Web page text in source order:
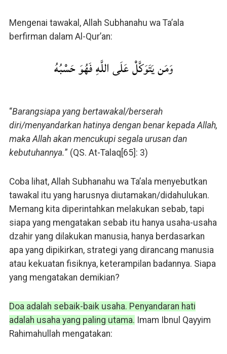
Mengenai tawakal, Allah Subhanahu wa Ta’ala
berfirman dalam Al-Qur’an:
وَمَن يَتَوَكَّلْ عَلَى اللَّهِ فَهُوَ حَسْبُهُ
“Barangsiapa yang bertawakal/berserah
diri/menyandarkan hatinya dengan benar kepada Allah,
maka Allah akan mencukupi segala urusan dan
kebutuhannya.” (QS. At-Talaq[65]: 3)
Coba lihat, Allah Subhanahu wa Ta’ala menyebutkan
tawakal itu yang harusnya diutamakan/didahulukan.
Memang kita diperintahkan melakukan sebab, tapi
siapa yang mengatakan sebab itu hanya usaha-usaha
dzahir yang dilakukan manusia, hanya berdasarkan
apa yang dipikirkan, strategi yang dirancang manusia
atau kekuatan fisiknya, keterampilan badannya. Siapa
yang mengatakan demikian?
Doa adalah sebaik-baik usaha. Penyandaran hati
adalah usaha yang paling utama. Imam Ibnul Qayyim
Rahimahullah mengatakan: